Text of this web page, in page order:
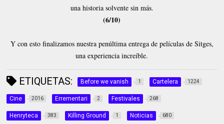
una historia solvente sin más.
(6/10)
Y con esto finalizamos nuestra penúltima entrega de películas de Sitges,
una experiencia increíble.
ETIQUETAS: Before we vanish 1 Cartelera 1224
Cine 2016 Errementari 2 Festivales 268
Henryteca 383 Killing Ground 1 Noticias 680